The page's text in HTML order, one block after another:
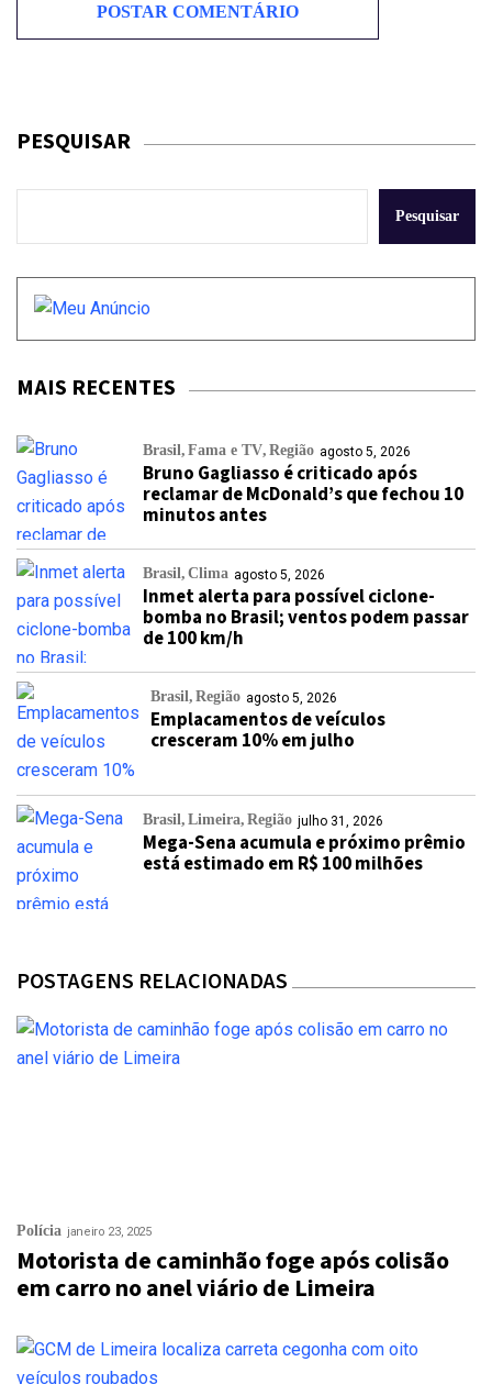
PESQUISAR
Pesquisar
MAIS RECENTES
Brasil Fama e TV Região agosto 5, 2026
Bruno Gagliasso é criticado após
reclamar de McDonald’s que fechou 10
minutos antes
Brasil Clima agosto 5, 2026
Inmet alerta para possível ciclone-
bomba no Brasil; ventos podem passar
de 100 km/h
Brasil Região agosto 5, 2026
Emplacamentos de veículos
cresceram 10% em julho
Brasil Limeira Região julho 31, 2026
Mega-Sena acumula e próximo prêmio
está estimado em R$ 100 milhões
POSTAGENS RELACIONADAS
Polícia janeiro 23, 2025
Motorista de caminhão foge após colisão
em carro no anel viário de Limeira